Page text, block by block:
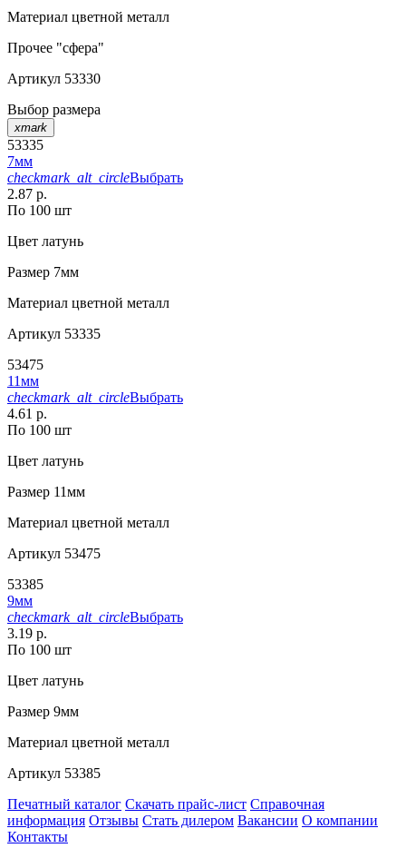
Материал цветной металл
Прочее "сфера"
Артикул 53330
Выбор размера
xmark
53335
7мм
checkmark_alt_circleВыбрать
2.87 р.
По 100 шт
Цвет латунь
Размер 7мм
Материал цветной металл
Артикул 53335
53475
11мм
checkmark_alt_circleВыбрать
4.61 р.
По 100 шт
Цвет латунь
Размер 11мм
Материал цветной металл
Артикул 53475
53385
9мм
checkmark_alt_circleВыбрать
3.19 р.
По 100 шт
Цвет латунь
Размер 9мм
Материал цветной металл
Артикул 53385
Печатный каталог Скачать прайс-лист Справочная
информация Отзывы Стать дилером Вакансии О компании
Контакты